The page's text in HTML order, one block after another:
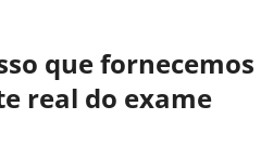
que
real do exame